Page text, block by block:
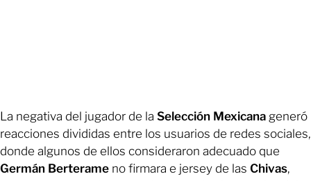
La negativa del jugador de la Selección Mexicana generó
reacciones divididas entre los usuarios de redes sociales,
donde algunos de ellos consideraron adecuado que
Germán Berterame no firmara e jersey de las Chivas,